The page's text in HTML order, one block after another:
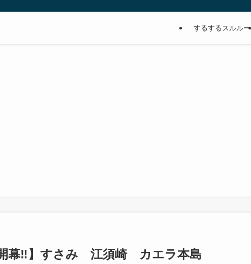
するするスルルー
開幕‼️】すさみ 江須崎 カエラ本島